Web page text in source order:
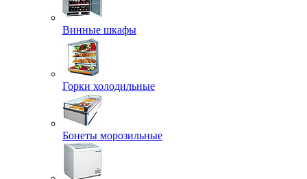
Винные шкафы
Горки холодильные
Бонеты морозильные